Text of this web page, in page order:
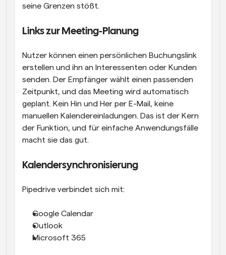
seine Grenzen stößt.
Links zur Meeting-Planung
Nutzer können einen persönlichen Buchungslink
erstellen und ihn an Interessenten oder Kunden
senden. Der Empfänger wählt einen passenden
Zeitpunkt, und das Meeting wird automatisch
geplant. Kein Hin und Her per E-Mail, keine
manuellen Kalendereinladungen. Das ist der Kern
der Funktion, und für einfache Anwendungsfälle
macht sie das gut.
Kalendersynchronisierung
Pipedrive verbindet sich mit:
Google Calendar
Outlook
Microsoft 365